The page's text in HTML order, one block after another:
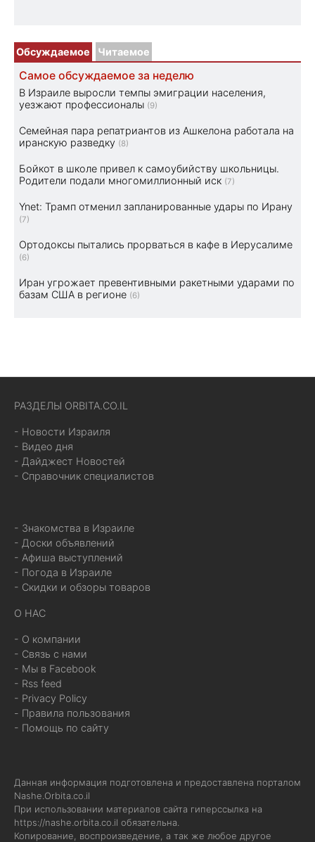
Обсуждаемое Читаемое
Самое обсуждаемое за неделю
В Израиле выросли темпы эмиграции населения,
уезжают профессионалы (9)
Семейная пара репатриантов из Ашкелона работала на
иранскую разведку (8)
Бойкот в школе привел к самоубийству школьницы.
Родители подали многомиллионный иск (7)
Ynet: Трамп отменил запланированные удары по Ирану
(7)
Ортодоксы пытались прорваться в кафе в Иерусалиме
(6)
Иран угрожает превентивными ракетными ударами по
базам США в регионе (6)
РАЗДЕЛЫ ORBITA.CO.IL
- Новости Израиля
- Видео дня
- Дайджест Новостей
- Справочник специалистов
- Знакомства в Израиле
- Доски объявлений
- Афиша выступлений
- Погода в Израиле
- Скидки и обзоры товаров
О НАС
- О компании
- Связь с нами
- Мы в Facebook
- Rss feed
- Privacy Policy
- Правила пользования
- Помощь по сайту
Данная информация подготовлена и предоставлена порталом
Nashe.Orbita.co.il
При использовании материалов сайта гиперссылка на
https://nashe.orbita.co.il обязательна.
Копирование, воспроизведение, а так же любое другое